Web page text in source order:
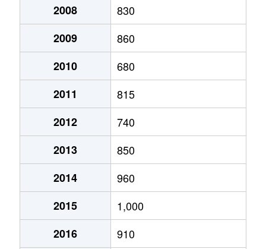
あいの里２条
150万円
あいの里２条
400万円
あいの里２条
650万円
あいの里２条
550万円
あいの里２条
200万円
あいの里２条
210万円
あいの里２条
320万円
あいの里２条
100万円
あいの里２条
550万円
2008
830
2009
860
2010
680
2011
815
2012
740
2013
850
2014
960
2015
1,000
2016
910